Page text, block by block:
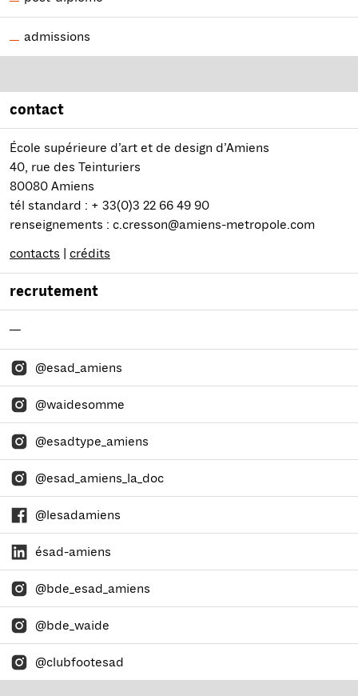
admissions
contact
École supérieure d’art et de design d’Amiens
40, rue des Teinturiers
80080 Amiens
tél standard : + 33(0)3 22 66 49 90
renseignements : c.cresson@amiens-metropole.com
contacts
crédits
recrutement
—
@esad_amiens
@waidesomme
@esadtype_amiens
@esad_amiens_la_doc
@lesadamiens
ésad-amiens
@bde_esad_amiens
@bde_waide
@clubfootesad